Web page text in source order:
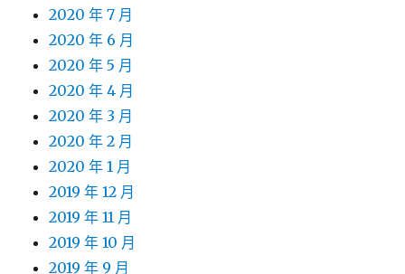
2020 年 7 月
2020 年 6 月
2020 年 5 月
2020 年 4 月
2020 年 3 月
2020 年 2 月
2020 年 1 月
2019 年 12 月
2019 年 11 月
2019 年 10 月
2019 年 9 月